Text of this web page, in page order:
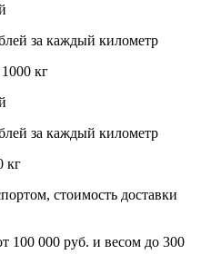
за каждый километр
кг
за каждый километр
кг
стоимость доставки
100 000 руб. и весом до 300